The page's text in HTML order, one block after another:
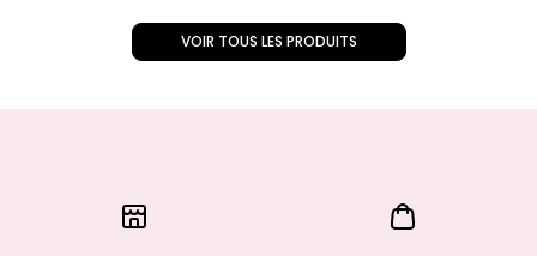
VOIR TOUS LES PRODUITS